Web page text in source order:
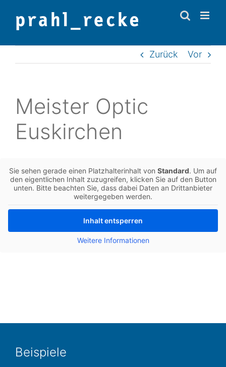
Inhalt
Zurück
Vor
Meis­ter Optic
Euskirchen
Sie sehen gerade einen Platz­hal­ter­in­halt von Stan­dard. Um auf
den eigent­li­chen Inhalt zuzu­grei­fen, kli­cken Sie auf den Button
unten. Bitte beach­ten Sie, dass dabei Daten an Dritt­an­bie­ter
wei­ter­ge­ge­ben werden.
Inhalt ent­sper­ren
Wei­te­re Infor­ma­tio­nen
Bei­spie­le